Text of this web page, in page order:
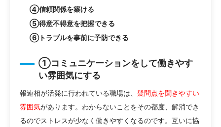
④信頼関係を築ける
⑤得意不得意を把握できる
⑥トラブルを事前に予防できる
①コミュニケーションをして働きやす
い雰囲気にする
報連相が活発に行われている職場は、 疑問点を聞きやすい
雰囲気があります。わからないことをその都度、解消でき
るのでストレスが少なく働きやすくなるのです。互いに協